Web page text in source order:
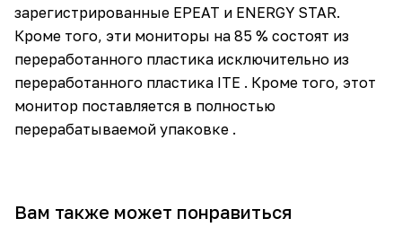
зарегистрированные EPEAT и ENERGY STAR.
Кроме того, эти мониторы на 85 % состоят из
переработанного пластика исключительно из
переработанного пластика ITE . Кроме того, этот
монитор поставляется в полностью
перерабатываемой упаковке .
Вам также может понравиться